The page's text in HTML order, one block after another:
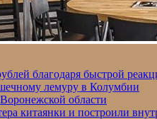
благодаря быстрой
лемуру в Колумбии
области
китаянки и построили